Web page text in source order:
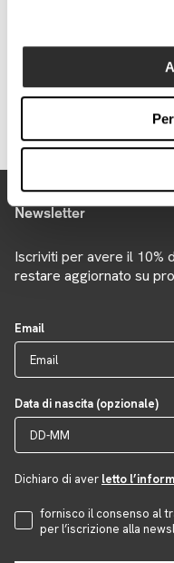
• Angoli per una
copripiumino Florence,
• Cura del prodotto:
lavare i colori scuri
non candeggiare;
Newsletter
Iscriviti per avere il 10%
restare aggiornato su
Email
Data di nascita (opzionale)
Dichiaro di aver letto
Accettazione Privacy
fornisco il consenso al
per l’iscrizione alla